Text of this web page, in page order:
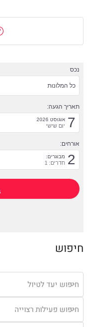
נכס
כל המלונות
תאריך הגעה:
7 אוגוסט 2026
יום שישי
אורחים:
2 מבוגרים:
חדרים: 1
חיפוש
חיפוש יעד לטיול
חיפוש פעילות רצוייה